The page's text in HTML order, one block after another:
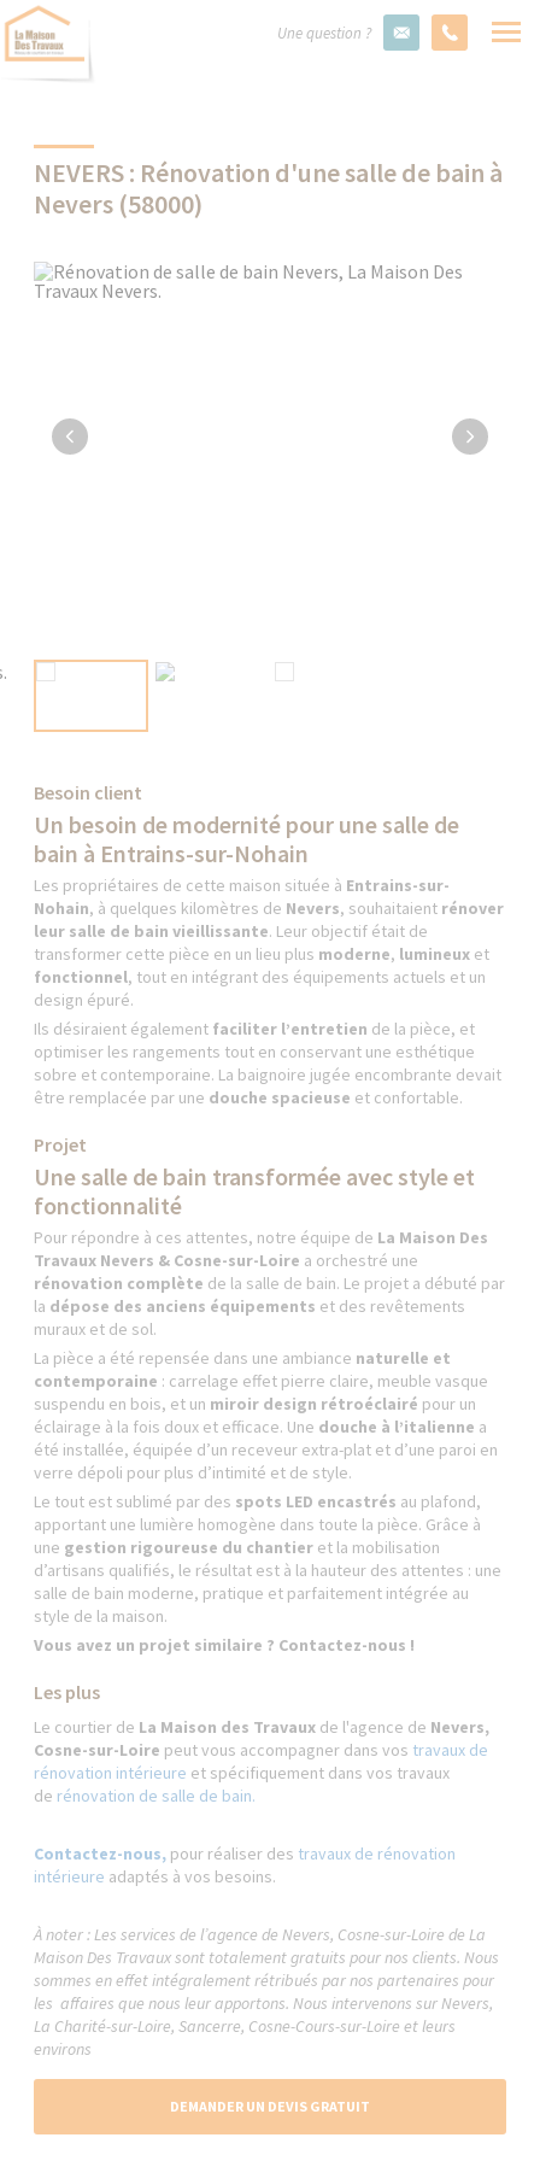
Une question ?
NEVERS : Rénovation d'une salle de bain à
Nevers (58000)
Besoin client
Un besoin de modernité pour une salle de
bain à Entrains-sur-Nohain
Les propriétaires de cette maison située à Entrains-sur-
Nohain, à quelques kilomètres de Nevers, souhaitaient rénover
leur salle de bain vieillissante. Leur objectif était de
transformer cette pièce en un lieu plus moderne, lumineux et
fonctionnel, tout en intégrant des équipements actuels et un
design épuré.
Ils désiraient également faciliter l’entretien de la pièce, et
optimiser les rangements tout en conservant une esthétique
sobre et contemporaine. La baignoire jugée encombrante devait
être remplacée par une douche spacieuse et confortable.
Projet
Une salle de bain transformée avec style et
fonctionnalité
Pour répondre à ces attentes, notre équipe de La Maison Des
Travaux Nevers & Cosne-sur-Loire a orchestré une
rénovation complète de la salle de bain. Le projet a débuté par
la dépose des anciens équipements et des revêtements
muraux et de sol.
La pièce a été repensée dans une ambiance naturelle et
contemporaine : carrelage effet pierre claire, meuble vasque
suspendu en bois, et un miroir design rétroéclairé pour un
éclairage à la fois doux et efficace. Une douche à l’italienne a
été installée, équipée d’un receveur extra-plat et d’une paroi en
verre dépoli pour plus d’intimité et de style.
Le tout est sublimé par des spots LED encastrés au plafond,
apportant une lumière homogène dans toute la pièce. Grâce à
une gestion rigoureuse du chantier et la mobilisation
d’artisans qualifiés, le résultat est à la hauteur des attentes : une
salle de bain moderne, pratique et parfaitement intégrée au
style de la maison.
Vous avez un projet similaire ? Contactez-nous !
Les plus
Le courtier de La Maison des Travaux de l'agence de Nevers,
Cosne-sur-Loire peut vous accompagner dans vos travaux de
rénovation intérieure et spécifiquement dans vos travaux
de rénovation de salle de bain.
Contactez-nous, pour réaliser des travaux de rénovation
intérieure adaptés à vos besoins.
À noter : Les services de l’agence de Nevers, Cosne-sur-Loire de La
Maison Des Travaux sont totalement gratuits pour nos clients. Nous
sommes en effet intégralement rétribués par nos partenaires pour
les affaires que nous leur apportons. Nous intervenons sur Nevers,
La Charité-sur-Loire, Sancerre, Cosne-Cours-sur-Loire et leurs
environs
DEMANDER UN DEVIS GRATUIT